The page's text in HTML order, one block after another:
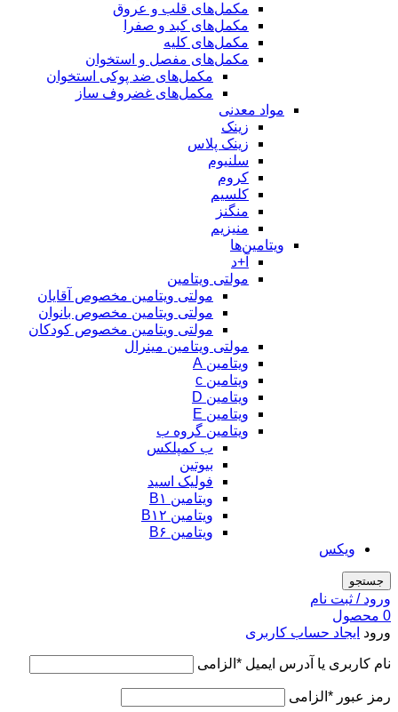
مکمل‌های قلب و عروق
مکمل‌های کبد و صفرا
مکمل‌های کلیه
مکمل‌های مفصل و استخوان
مکمل‌های ضد پوکی استخوان
مکمل‌های غضروف ساز
مواد معدنی
زینک
زینک پلاس
سلنیوم
کروم
کلسیم
منگنز
منیزیم
ویتامین‌ها
آ+د
مولتی ویتامین
مولتی ویتامین مخصوص آقایان
مولتی ویتامین مخصوص بانوان
مولتی ویتامین مخصوص کودکان
مولتی ویتامین مینرال
ویتامین A
ویتامین c
ویتامین D
ویتامین E
ویتامین گروه ب
ب کمپلکس
بیوتین
فولیک اسید
ویتامین B۱
ویتامین B۱۲
ویتامین B۶
ویکس
جستجو
ورود / ثبت نام
0 محصول
ورود ایجاد حساب کاربری
نام کاربری یا آدرس ایمیل * الزامی
رمز عبور * الزامی